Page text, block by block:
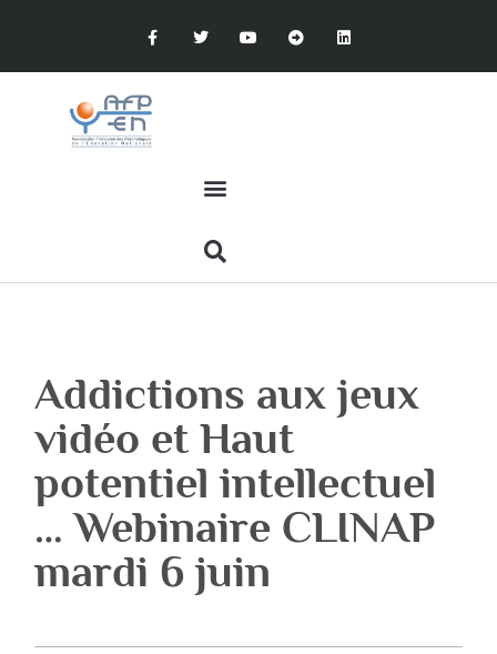
Addictions aux jeux
vidéo et Haut
potentiel intellectuel
… Webinaire CLINAP
mardi 6 juin